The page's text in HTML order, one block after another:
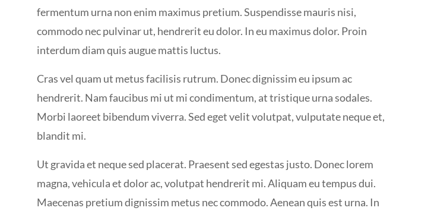
fermentum urna non enim maximus pretium. Suspendisse mauris nisi,
commodo nec pulvinar ut, hendrerit eu dolor. In eu maximus dolor. Proin
interdum diam quis augue mattis luctus.
Cras vel quam ut metus facilisis rutrum. Donec dignissim eu ipsum ac
hendrerit. Nam faucibus mi ut mi condimentum, at tristique urna sodales.
Morbi laoreet bibendum viverra. Sed eget velit volutpat, vulputate neque et,
blandit mi.
Ut gravida et neque sed placerat. Praesent sed egestas justo. Donec lorem
magna, vehicula et dolor ac, volutpat hendrerit mi. Aliquam eu tempus dui.
Maecenas pretium dignissim metus nec commodo. Aenean quis est urna. In